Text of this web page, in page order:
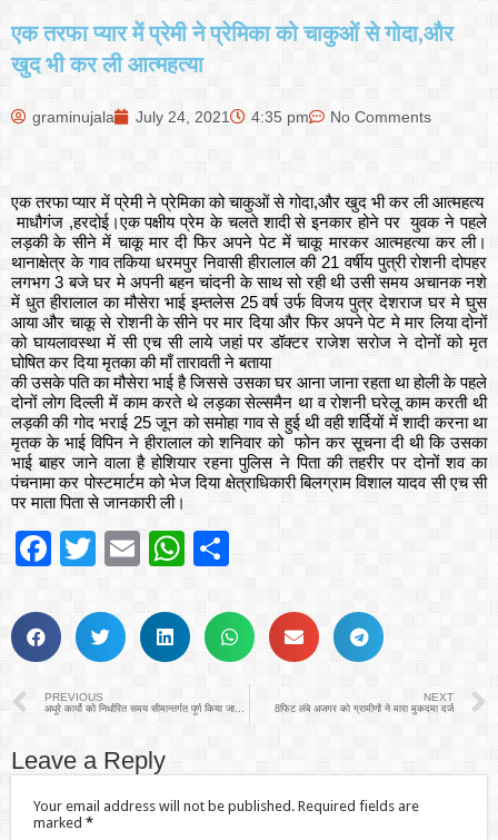
एक तरफा प्यार में प्रेमी ने प्रेमिका को चाकुओं से गोदा,और
खुद भी कर ली आत्महत्या
graminujala July 24, 2021 4:35 pm No Comments
एक तरफा प्यार में प्रेमी ने प्रेमिका को चाकुओं से गोदा,और खुद भी कर ली आत्महत्य
माधौगंज ,हरदोई।एक पक्षीय प्रेम के चलते शादी से इनकार होने पर युवक ने पहले
लड़की के सीने में चाकू मार दी फिर अपने पेट में चाकू मारकर आत्महत्या कर ली।
थानाक्षेत्र के गाव तकिया धरमपुर निवासी हीरालाल की 21 वर्षीय पुत्री रोशनी दोपहर
लगभग 3 बजे घर मे अपनी बहन चांदनी के साथ सो रही थी उसी समय अचानक नशे
में धुत हीरालाल का मौसेरा भाई इम्तलेस 25 वर्ष उर्फ विजय पुत्र देशराज घर मे घुस
आया और चाकू से रोशनी के सीने पर मार दिया और फिर अपने पेट मे मार लिया दोनों
को घायलावस्था में सी एच सी लाये जहां पर डॉक्टर राजेश सरोज ने दोनों को मृत
घोषित कर दिया मृतका की माँ तारावती ने बताया
की उसके पति का मौसेरा भाई है जिससे उसका घर आना जाना रहता था होली के पहले
दोनों लोग दिल्ली में काम करते थे लड़का सेल्समैन था व रोशनी घरेलू काम करती थी
लड़की की गोद भराई 25 जून को समोहा गाव से हुई थी वही शर्दियों में शादी करना था
मृतक के भाई विपिन ने हीरालाल को शनिवार को फोन कर सूचना दी थी कि उसका
भाई बाहर जाने वाला है होशियार रहना पुलिस ने पिता की तहरीर पर दोनों शव का
पंचनामा कर पोस्टमार्टम को भेज दिया क्षेत्राधिकारी बिलग्राम विशाल यादव सी एच सी
पर माता पिता से जानकारी ली।
Facebook
Twitter
EmailWhatsApp
PREVIOUS
अधूरे कार्यो को निर्धारित समय सीमान्तर्गत पूर्ण किया जायेः-अविनाश कुमार
NEXT
8फिट लंबे अजगर को ग्रामीणों ने मारा मुकदमा दर्ज
Leave a Reply
Your email address will not be published. Required fields are
marked *